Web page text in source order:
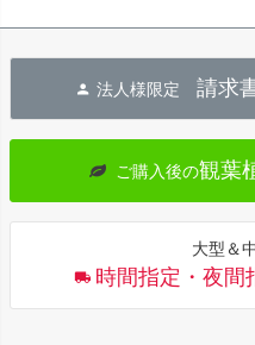
法人様限定 請求
ご購入後の観葉
大型＆
時間指定・夜間